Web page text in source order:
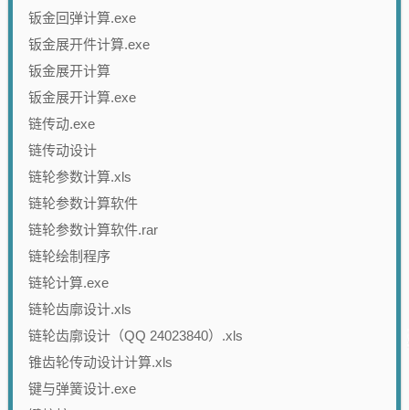
钣金回弹计算.exe
钣金展开件计算.exe
钣金展开计算
钣金展开计算.exe
链传动.exe
链传动设计
链轮参数计算.xls
链轮参数计算软件
链轮参数计算软件.rar
链轮绘制程序
链轮计算.exe
链轮齿廓设计.xls
链轮齿廓设计（QQ 24023840）.xls
锥齿轮传动设计计算.xls
键与弹簧设计.exe